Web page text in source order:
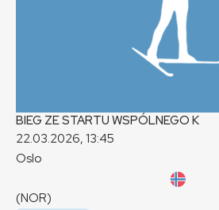
BIEG ZE STARTU WSPÓLNEGO K
22.03.2026, 13:45
Oslo
(NOR)